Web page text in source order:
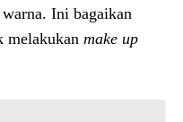
warna. Ini bagaikan
melakukan make up